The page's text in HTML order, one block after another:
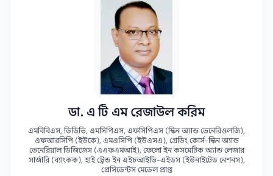
ডা. এ টি এম রেজাউল করিম
এমবিবিএস, ডিডিভি, এমসিপিএস, এফসিপিএস (স্কিন অ্যান্ড ভেনেরিওলজি),
এফআরসিপি (ইউকে), এমএসিপি (ইউএসএ), গ্রেডিং কোর্স-স্কিন অ্যান্ড
ভেনেরিয়াল ডিজিজেস (এএফএমআই), ফেলো ইন কসমেটিক অ্যান্ড লেজার
সার্জারি (ব্যাংকক), হাই ট্রেন্ড ইন এইচআইভি-এইডস (ইউনাইটেড নেশনস),
প্রেসিডেন্টস মেডেল প্রাপ্ত